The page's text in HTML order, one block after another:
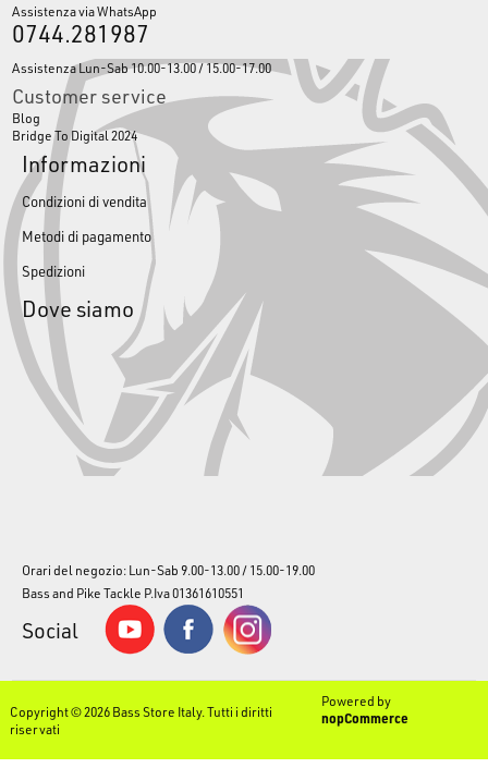
Assistenza via WhatsApp
0744.281987
Assistenza Lun-Sab 10.00-13.00 / 15.00-17.00
Customer service
Blog
Bridge To Digital 2024
Informazioni
Condizioni di vendita
Metodi di pagamento
Spedizioni
Dove siamo
Orari del negozio: Lun-Sab 9.00-13.00 / 15.00-19.00
Bass and Pike Tackle P.Iva 01361610551
Social
Copyright © 2026 Bass Store Italy. Tutti i diritti
riservati
Powered by
nopCommerce